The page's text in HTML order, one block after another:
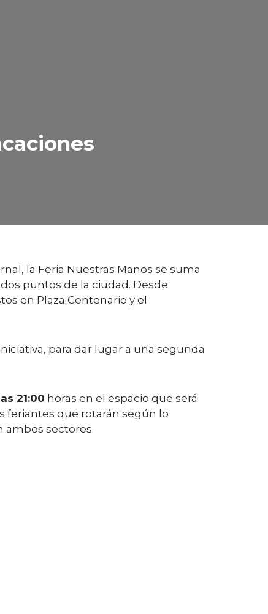
la Feria Nuestras Manos se suma
puntos de la ciudad. Desde
en Plaza Centenario y el
para dar lugar a una segunda
21:00 horas en el espacio que será
feriantes que rotarán según lo
ambos sectores.